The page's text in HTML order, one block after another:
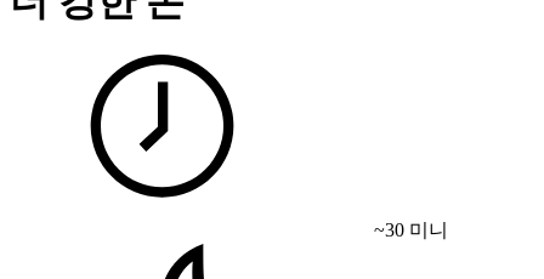
~30 미니